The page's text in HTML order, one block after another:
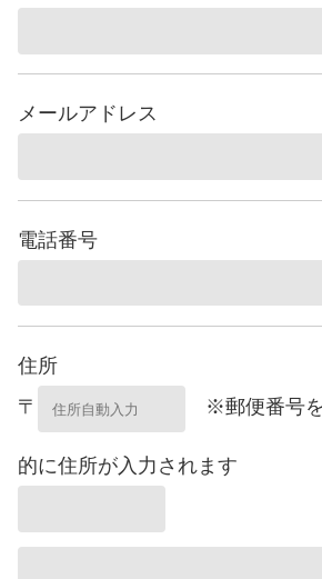
メールアドレス
電話番号
住所
〒 ※郵便番号を
的に住所が入力されます